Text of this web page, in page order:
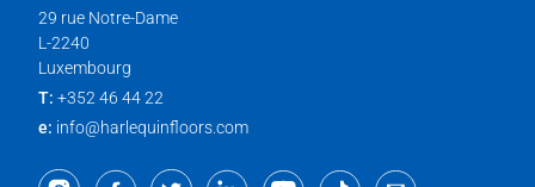
29 rue Notre-Dame
L-2240
Luxembourg
T: +352 46 44 22
e: info@harlequinfloors.com